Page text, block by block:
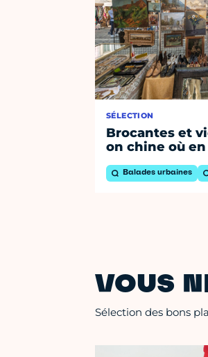
SÉLECTION
Brocantes et
on chine où en
Balades urbaines
VOUS
Sélection des bons